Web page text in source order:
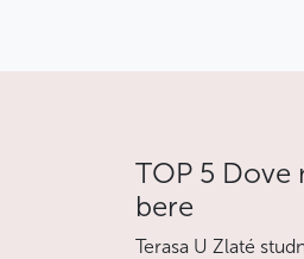
TOP 5 Dove
bere
Terasa U Zlaté